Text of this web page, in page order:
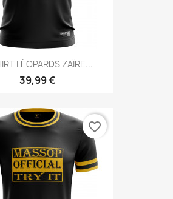
LÉOPARDS ZAÏRE...
39,99 €
favorite_border